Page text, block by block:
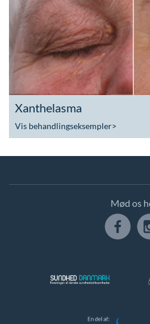
Xanthelasma
Vis behandlingseksempler>
Mød os